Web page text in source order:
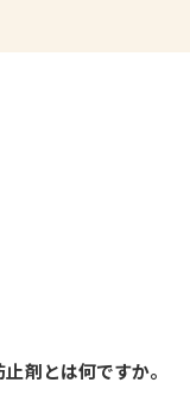
剤とは何ですか。